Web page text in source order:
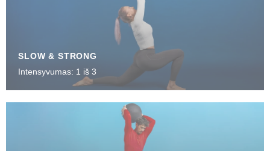
SLOW & STRONG
Intensyvumas: 1 iš 3